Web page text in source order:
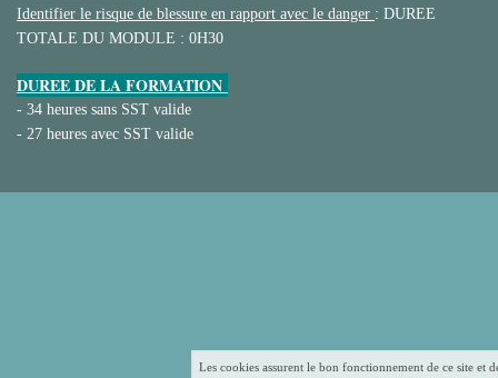
Identifier le risque de blessure en rapport avec le danger : DUREE
TOTALE DU MODULE : 0H30
DUREE DE LA FORMATION
- 34 heures sans SST valide
- 27 heures avec SST valide
Les cookies assurent le bon fonctionnement de ce site et